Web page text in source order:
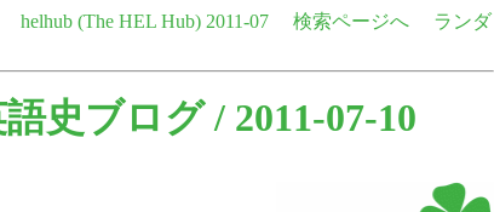
helhub (The HEL Hub) 2011-07 検索ページへ
ランダ
史ブログ/ 2011-07-10